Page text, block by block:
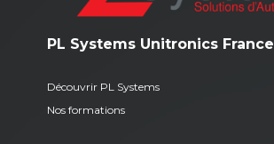
PL Systems Unitronics France
Découvrir PL Systems
Nos formations